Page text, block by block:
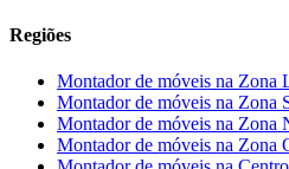
Regiões
Montador de móveis na Zona
Montador de móveis na Zona
Montador de móveis na Zona
Montador de móveis na Zona